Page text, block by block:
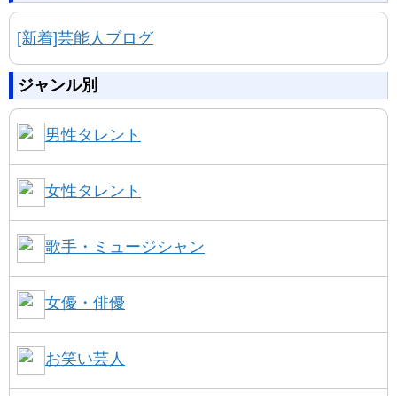
[新着]芸能人ブログ
ジャンル別
男性タレント
女性タレント
歌手・ミュージシャン
女優・俳優
お笑い芸人